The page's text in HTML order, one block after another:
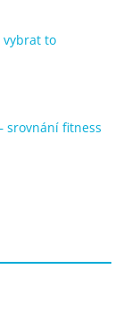
vybrat to
srovnání fitness